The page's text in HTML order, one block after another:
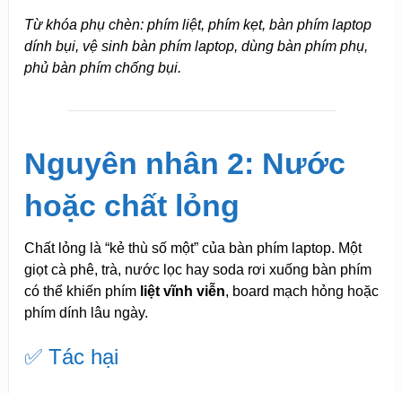
Từ khóa phụ chèn: phím liệt, phím kẹt, bàn phím laptop
dính bụi, vệ sinh bàn phím laptop, dùng bàn phím phụ,
phủ bàn phím chống bụi.
Nguyên nhân 2: Nước
hoặc chất lỏng
Chất lỏng là “kẻ thù số một” của bàn phím laptop. Một
giọt cà phê, trà, nước lọc hay soda rơi xuống bàn phím
có thể khiến phím liệt vĩnh viễn, board mạch hỏng hoặc
phím dính lâu ngày.
✅ Tác hại